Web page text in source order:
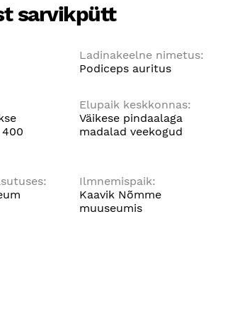
sarvikpütt
Ladinakeelne nimetus:
Podiceps auritus
Elupaik keskkonnas:
Väikese pindaalaga
madalad veekogud
Ilmnemispaik:
Kaavik Nõmme
muuseumis